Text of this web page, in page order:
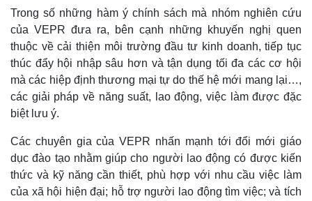
Hồ sơ
E-Magazine
Trong số những hàm ý chính sách mà nhóm nghiên cứu
của VEPR đưa ra, bên cạnh những khuyến nghị quen
thuộc về cải thiện môi trường đầu tư kinh doanh, tiếp tục
thúc đẩy hội nhập sâu hơn và tận dụng tối đa các cơ hội
mà các hiệp định thương mại tự do thế hệ mới mang lại…,
các giải pháp về năng suất, lao động, việc làm được đặc
biệt lưu ý.
Các chuyên gia của VEPR nhấn mạnh tới đổi mới giáo
dục đào tạo nhằm giúp cho người lao động có được kiến
thức và kỹ năng cần thiết, phù hợp với nhu cầu việc làm
của xã hội hiện đại; hỗ trợ người lao động tìm việc; và tích